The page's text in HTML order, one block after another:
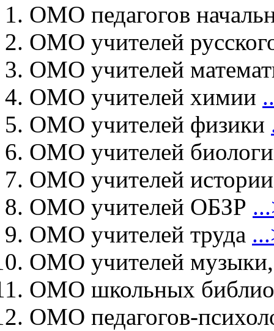
ОМО педагогов
ОМО учителей
ОМО учителей
ОМО учителей химии
ОМО учителей физики
ОМО учителей
ОМО учителей
ОМО учителей ОБЗР
ОМО учителей труда
ОМО учителей
ОМО школьных
ОМО педагогов-